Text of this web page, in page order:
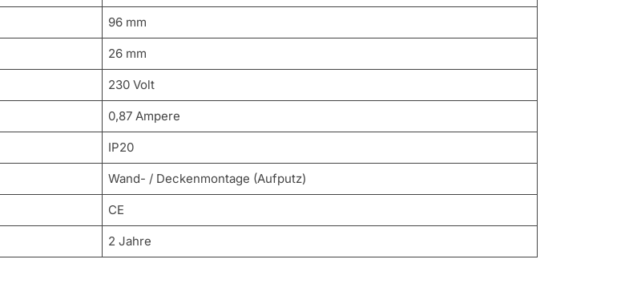
96 mm
26 mm
230 Volt
0,87 Ampere
IP20
Wand- / Deckenmontage (Aufputz)
CE
2 Jahre